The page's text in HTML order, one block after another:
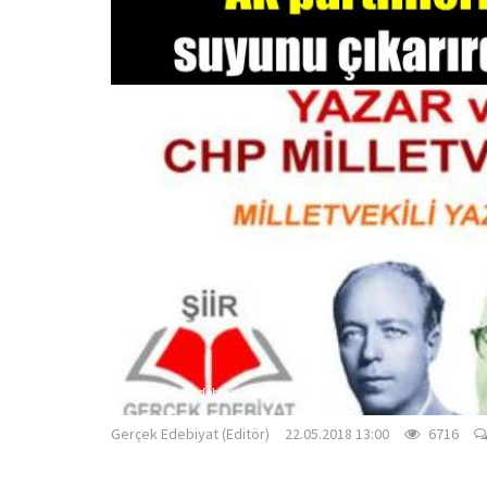
gercekedebiyat.com
Gerçek Edebiyat (Editör) 22.05.2018 13:00 6716